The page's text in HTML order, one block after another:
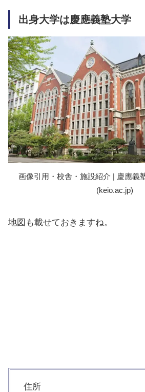
出身大学は慶應義塾大学
画像引用・校舎・施設紹介 | 慶應義
(keio.ac.jp)
地図も載せておきますね。
住所